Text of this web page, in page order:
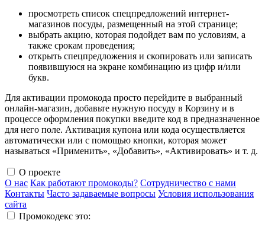
просмотреть список спецпредложений интернет-
магазинов посуды, размещенный на этой странице;
выбрать акцию, которая подойдет вам по условиям, а
также срокам проведения;
открыть спецпредложения и скопировать или записать
появившуюся на экране комбинацию из цифр и/или
букв.
Для активации промокода просто перейдите в выбранный
онлайн-магазин, добавьте нужную посуду в Корзину и в
процессе оформления покупки введите код в предназначенное
для него поле. Активация купона или кода осуществляется
автоматически или с помощью кнопки, которая может
называться «Применить», «Добавить», «Активировать» и т. д.
О проекте
О нас Как работают промокоды? Сотрудничество с нами
Контакты Часто задаваемые вопросы Условия использования
сайта
Промокодекс это: